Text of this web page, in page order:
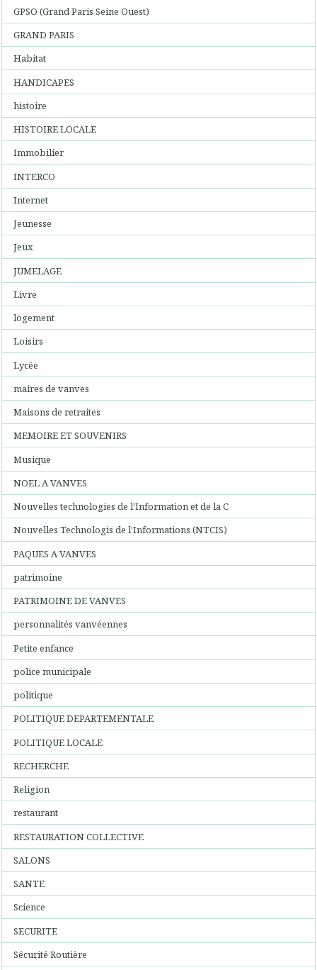
GPSO (Grand Paris Seine Ouest)
GRAND PARIS
Habitat
HANDICAPES
histoire
HISTOIRE LOCALE
Immobilier
INTERCO
Internet
Jeunesse
Jeux
JUMELAGE
Livre
logement
Loisirs
Lycée
maires de vanves
Maisons de retraites
MEMOIRE ET SOUVENIRS
Musique
NOEL A VANVES
Nouvelles technologies de l'Information et de la C
Nouvelles Technologis de l'Informations (NTCIS)
PAQUES A VANVES
patrimoine
PATRIMOINE DE VANVES
personnalités vanvéennes
Petite enfance
police municipale
politique
POLITIQUE DEPARTEMENTALE
POLITIQUE LOCALE
RECHERCHE
Religion
restaurant
RESTAURATION COLLECTIVE
SALONS
SANTE
Science
SECURITE
Sécurité Routière